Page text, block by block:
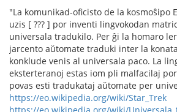
"La komunikad-oficisto de la kosmoŝipo
uzis [ ??? ] por inventi lingvokodan
universala tradukilo. Per ĝi la homaro
jarcento aŭtomate traduki inter la
konklude venis al universala paco. La
eksterteranoj estas iom pli malfacilaj
povas esti tradukataj aŭtomate per
https://eo.wikipedia.org/wiki/Star_Trek